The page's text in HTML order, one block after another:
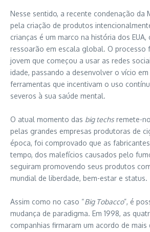
Nesse sentido, a recente condenação da
pela criação de produtos
crianças é um marco na história dos EUA,
ressoarão em escala global. O processo
jovem que começou a usar as redes
idade, passando a desenvolver o vício
ferramentas que incentivam o uso
severos à sua saúde mental.
O atual momento das big techs remete-
pelas grandes empresas produtoras de
época, foi comprovado que as
tempo, dos malefícios causados pelo
seguiram promovendo seus produtos
mundial de liberdade, bem-estar e status.
Assim como no caso “Big Tobacco”, é
mudança de paradigma. Em 1998, as
companhias firmaram um acordo de